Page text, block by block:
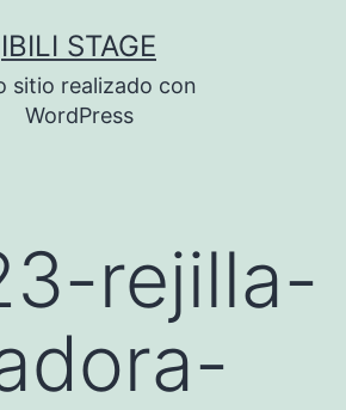
IBILI STAGE
sitio realizado con
WordPress
rejilla-